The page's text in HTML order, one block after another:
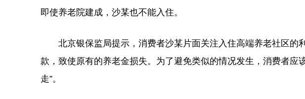
即使养老院建成，沙某也不能入住。
北京银保监局提示，消费者沙某片面关注入住高端养老社区的
款，致使原有的养老金损失。为了避免类似的情况发生，消费者应
走”。